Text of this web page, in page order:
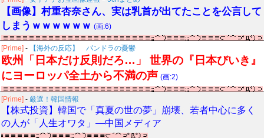
【画像】村重杏奈さん、実は乳首が出てたことを公言して
しまうｗｗｗｗｗｗ (画:6)
[Prime] - 【海外の反応】 パンドラの憂鬱
欧州「日本だけ反則だろ…」 世界の『日本びいき』
にヨーロッパ全土から不満の声 (画:2)
[Prime] - 厳選！韓国情報
【株式投資】韓国で「真夏の世の夢」崩壊、若者中心に多く
の人が「人生オワタ」―中国メディア